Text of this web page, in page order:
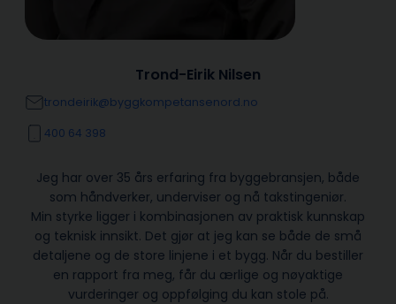
Trond-Eirik Nilsen
trondeirik@byggkompetansenord.no
400 64 398
Jeg har over 35 års erfaring fra byggebransjen, både
som håndverker, underviser og nå takstingeniør.
Min styrke ligger i kombinasjonen av praktisk kunnskap
og teknisk innsikt. Det gjør at jeg kan se både de små
detaljene og de store linjene i et bygg. Når du bestiller
en rapport fra meg, får du ærlige og nøyaktige
vurderinger og oppfølging du kan stole på.